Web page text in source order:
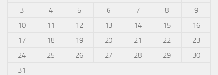
3
4 5 6 7 8
9
10
11 12 13 14 15
16
17
18 19 20 21 22
23
24
25 26 27 28 29
30
31